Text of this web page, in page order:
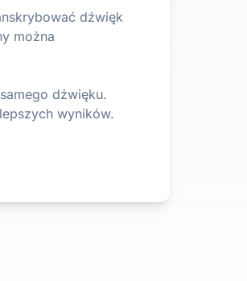
dźwięk
można
dźwięku.
wyników.